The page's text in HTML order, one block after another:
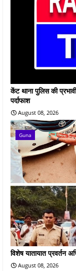
केंट थाना पुलिस की
पर्दाफाश
August 08, 2026
Guna
विशेष यातायात प्रवर्तन
August 08, 2026